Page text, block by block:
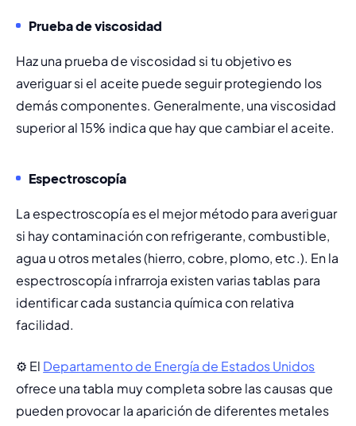
Prueba de viscosidad
Haz una prueba de viscosidad si tu objetivo es
averiguar si el aceite puede seguir protegiendo los
demás componentes. Generalmente, una viscosidad
superior al 15% indica que hay que cambiar el aceite.
Espectroscopía
La espectroscopía es el mejor método para averiguar
si hay contaminación con refrigerante, combustible,
agua u otros metales (hierro, cobre, plomo, etc.). En la
espectroscopía infrarroja existen varias tablas para
identificar cada sustancia química con relativa
facilidad.
⚙️ El Departamento de Energía de Estados Unidos
ofrece una tabla muy completa sobre las causas que
pueden provocar la aparición de diferentes metales